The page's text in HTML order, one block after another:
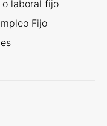
o laboral fijo
Fijo